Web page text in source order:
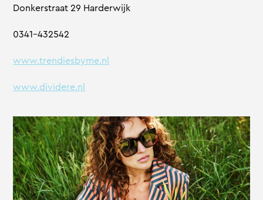
Donkerstraat 29 Harderwijk
0341-432542
www.trendiesbyme.nl
www.dividere.nl